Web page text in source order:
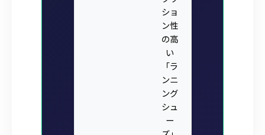
ショ
ン性
の高
い
「ラ
ンニ
ング
シュ
ー